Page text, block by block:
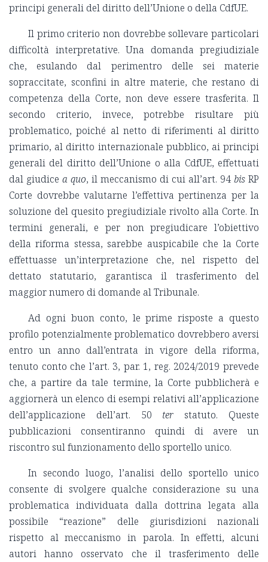
principi generali del diritto dell’Unione o della CdfUE.
Il primo criterio non dovrebbe sollevare particolari
difficoltà interpretative. Una domanda pregiudiziale
che, esulando dal perimentro delle sei materie
sopraccitate, sconfini in altre materie, che restano di
competenza della Corte, non deve essere trasferita. Il
secondo criterio, invece, potrebbe risultare più
problematico, poiché al netto di riferimenti al diritto
primario, al diritto internazionale pubblico, ai principi
generali del diritto dell’Unione o alla CdfUE, effettuati
dal giudice a quo, il meccanismo di cui all’art. 94 bis RP
Corte dovrebbe valutarne l’effettiva pertinenza per la
soluzione del quesito pregiudiziale rivolto alla Corte. In
termini generali, e per non pregiudicare l’obiettivo
della riforma stessa, sarebbe auspicabile che la Corte
effettuasse un’interpretazione che, nel rispetto del
dettato statutario, garantisca il trasferimento del
maggior numero di domande al Tribunale.
Ad ogni buon conto, le prime risposte a questo
profilo potenzialmente problematico dovrebbero aversi
entro un anno dall’entrata in vigore della riforma,
tenuto conto che l’art. 3, par. 1, reg. 2024/2019 prevede
che, a partire da tale termine, la Corte pubblicherà e
aggiornerà un elenco di esempi relativi all’applicazione
dell’applicazione dell’art. 50 ter statuto. Queste
pubblicazioni consentiranno quindi di avere un
riscontro sul funzionamento dello sportello unico.
In secondo luogo, l’analisi dello sportello unico
consente di svolgere qualche considerazione su una
problematica individuata dalla dottrina legata alla
possibile “reazione” delle giurisdizioni nazionali
rispetto al meccanismo in parola. In effetti, alcuni
autori hanno osservato che il trasferimento delle